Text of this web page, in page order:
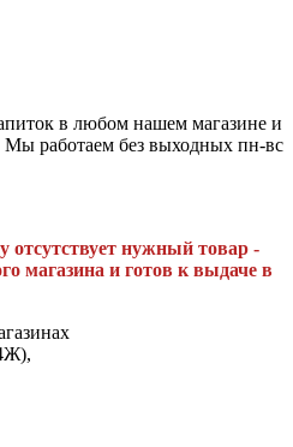
в любом нашем магазине и
Мы работаем без выходных пн-вс
отсутствует нужный товар -
магазина и готов к выдаче в